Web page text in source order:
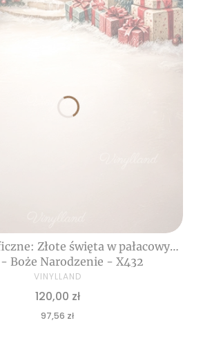
Złote święta w pałacowym
Boże Narodzenie - X432
VINYLLAND
Cena
120,00 zł
Cena
97,56 zł